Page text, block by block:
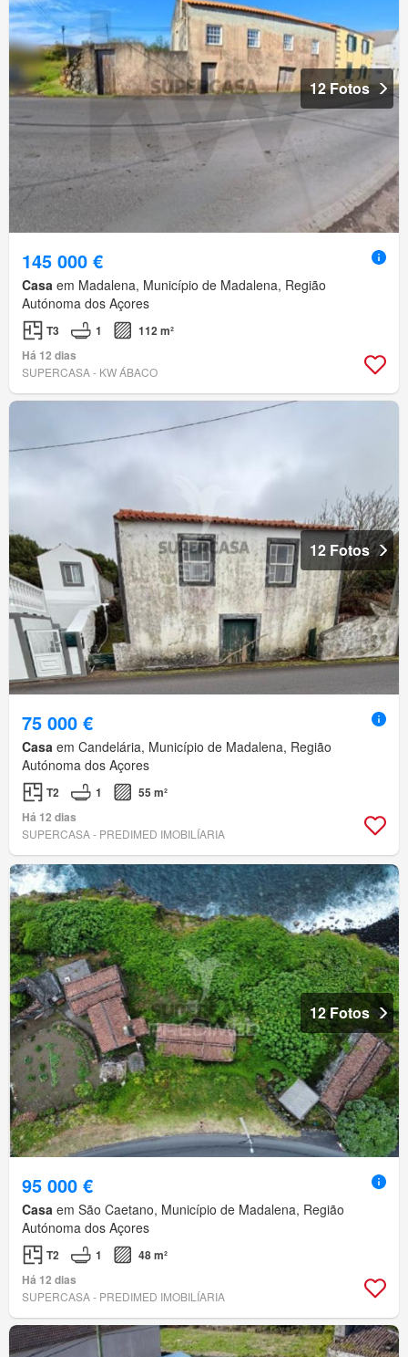
12 Fotos
145 000 €
Casa em Madalena, Município de Madalena, Região
Autónoma dos Açores
T3 1
112 m²
Há 12 dias
SUPERCASA - KW ÁBACO
12 Fotos
75 000 €
Casa em Candelária, Município de Madalena, Região
Autónoma dos Açores
T2 1
55 m²
Há 12 dias
SUPERCASA - PREDIMED IMOBILÍARIA
12 Fotos
95 000 €
Casa em São Caetano, Município de Madalena, Região
Autónoma dos Açores
T2 1
48 m²
Há 12 dias
SUPERCASA - PREDIMED IMOBILÍARIA